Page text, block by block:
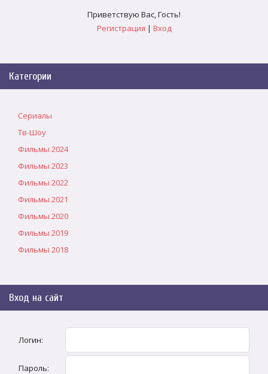
Приветствую Вас,Гость!
Регистрация | Вход
Категории
Сериалы
Тв-Шоу
Фильмы 2024
Фильмы 2023
Фильмы 2022
Фильмы 2021
Фильмы 2020
Фильмы 2019
Фильмы 2018
Вход на сайт
Логин:
Пароль: